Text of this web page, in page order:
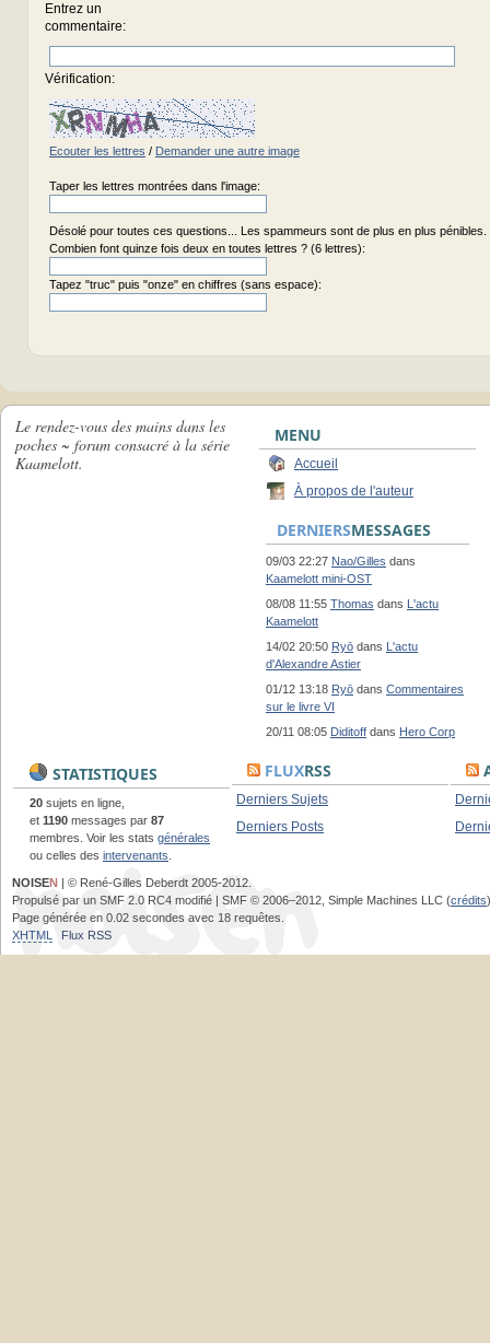
Entrez un
commentaire:
Vérification:
Ecouter les lettres / Demander une autre image
Taper les lettres montrées dans l'image:
Désolé pour toutes ces questions... Les spammeurs sont de plus en plus pénibles.
Combien font quinze fois deux en toutes lettres ? (6 lettres):
Tapez "truc" puis "onze" en chiffres (sans espace):
Le rendez-vous des mains dans les
poches ~ forum consacré à la série
Kaamelott.
MENU
Accueil
À propos de l'auteur
DERNIERSMESSAGES
09/03 22:27 Nao/Gilles dans
Kaamelott mini-OST
08/08 11:55 Thomas dans L'actu
Kaamelott
14/02 20:50 Ryō dans L'actu
d'Alexandre Astier
01/12 13:18 Ryō dans Commentaires
sur le livre VI
20/11 08:05 Diditoff dans Hero Corp
STATISTIQUES
20 sujets en ligne,
et 1190 messages par 87
membres. Voir les stats générales
ou celles des intervenants
FLUXRSS
Derniers Sujets
Derniers Posts
NOISEN | © René-Gilles Deberdt 2005-2012.
Propulsé par un SMF 2.0 RC4 modifié | SMF © 2006–2012, Simple Machines LLC (crédits)
Page générée en 0.02 secondes avec 18 requêtes.
XHTML
Flux RSS